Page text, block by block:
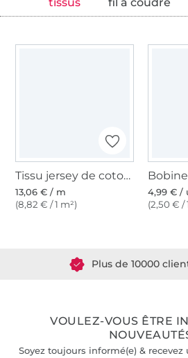
Tissu jersey de coton uni, rose clair
13,06 € / m
(8,82 € / 1 m²)
4,99 € /
(2,50 € /
VOULEZ-VOUS ÊTRE
Soyez toujours informé(e) & recevez